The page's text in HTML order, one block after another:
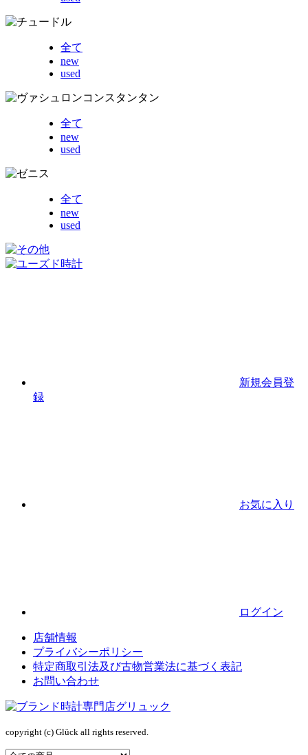
全て
new
used
全て
new
used
全て
new
used
新規会員登
録
お気に入り
ログイン
店舗情報
プライバシーポリシー
特定商取引法及び古物営業法に基づく表記
お問い合わせ
copyright (c) Glück all rights reserved.